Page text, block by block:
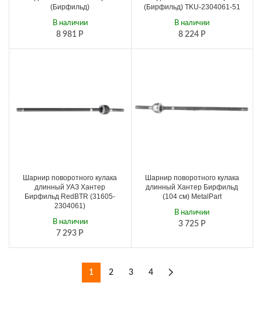
(Бирфильд)
8 981 Р
В наличии
(Бирфильд) TKU-2304061-51
8 224 Р
В наличии
Шарнир поворотного кулака
длинный УАЗ Хантер
Бирфильд RedBTR (31605-
2304061)
7 293 Р
В наличии
Шарнир поворотного кулака
длинный Хантер Бирфильд
(104 см) MetalPart
3 725 Р
В наличии
1 2 3 4